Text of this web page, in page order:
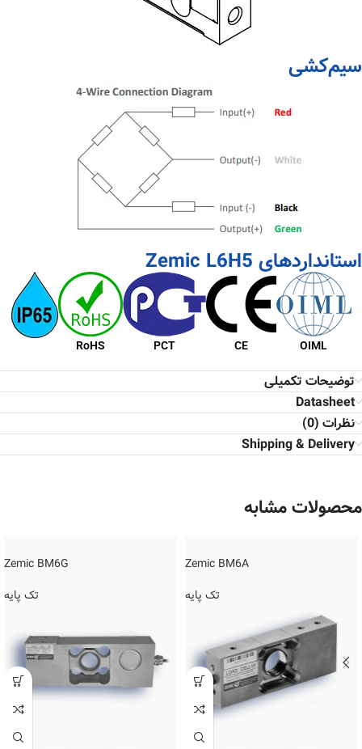
سیم‌کشی
استانداردهای Zemic L6H5
OIML
CE
PCT
RoHS
توضیحات تکمیلی
Datasheet
نظرات (0)
Shipping & Delivery
محصولات مشابه
Zemic BM6A
تک پایه
Zemic BM6G
تک پایه